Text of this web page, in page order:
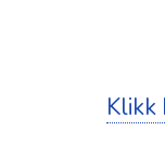
Klikk